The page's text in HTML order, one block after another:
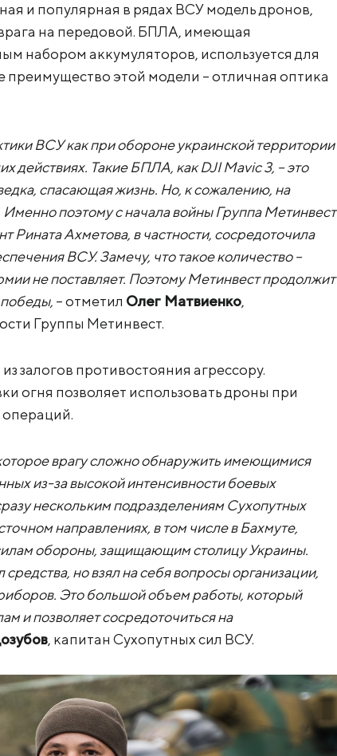
и популярная в рядах ВСУ модель дронов,
на передовой. БПЛА, имеющая
набором аккумуляторов, используется для
преимущество этой модели – отличная оптика
ВСУ как при обороне украинской территории
действиях. Такие БПЛА, как DJI Mavic 3, – это
спасающая жизнь. Но, к сожалению, на
поэтому с начала войны Группа Метинвест
Ахметова, в частности, сосредоточила
ВСУ. Замечу, что такое количество –
не поставляет. Поэтому Метинвест продолжит
– отметил Олег Матвиенко,
Группы Метинвест.
залогов противостояния агрессору.
огня позволяет использовать дроны при
врагу сложно обнаружить имеющимися
из-за высокой интенсивности боевых
нескольким подразделениям Сухопутных
направлениях, в том числе в Бахмуте,
обороны, защищающим столицу Украины.
но взял на себя вопросы организации,
Это большой объем работы, который
и позволяет сосредоточиться на
, капитан Сухопутных сил ВСУ.